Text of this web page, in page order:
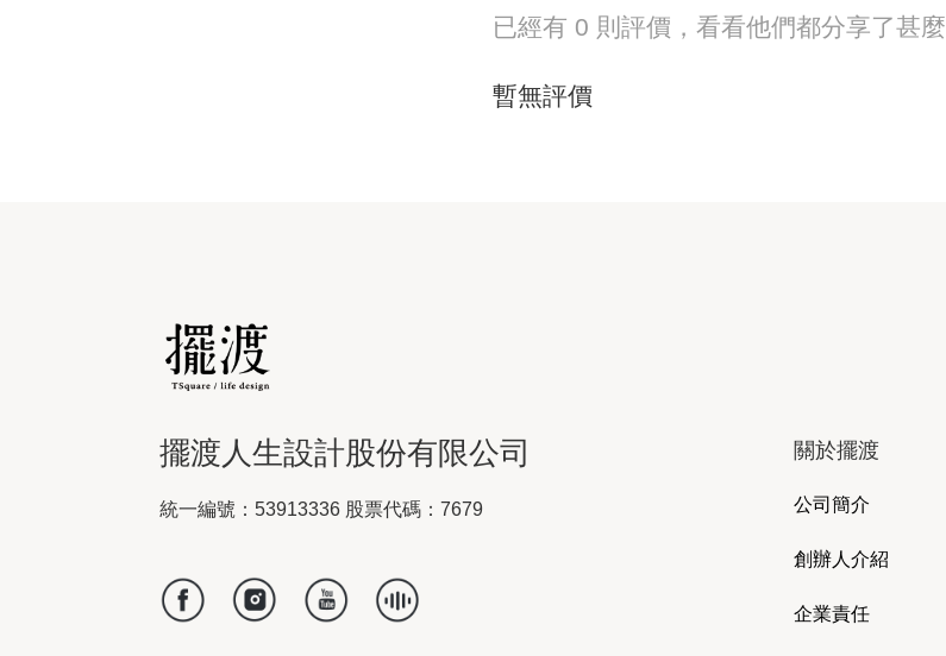
已經有 0 則評價，看看他們都分享了甚麼
暫無評價
擺渡人生設計股份有限公司
統一編號：53913336 股票代碼：7679
關於擺渡
公司簡介
創辦人介紹
企業責任